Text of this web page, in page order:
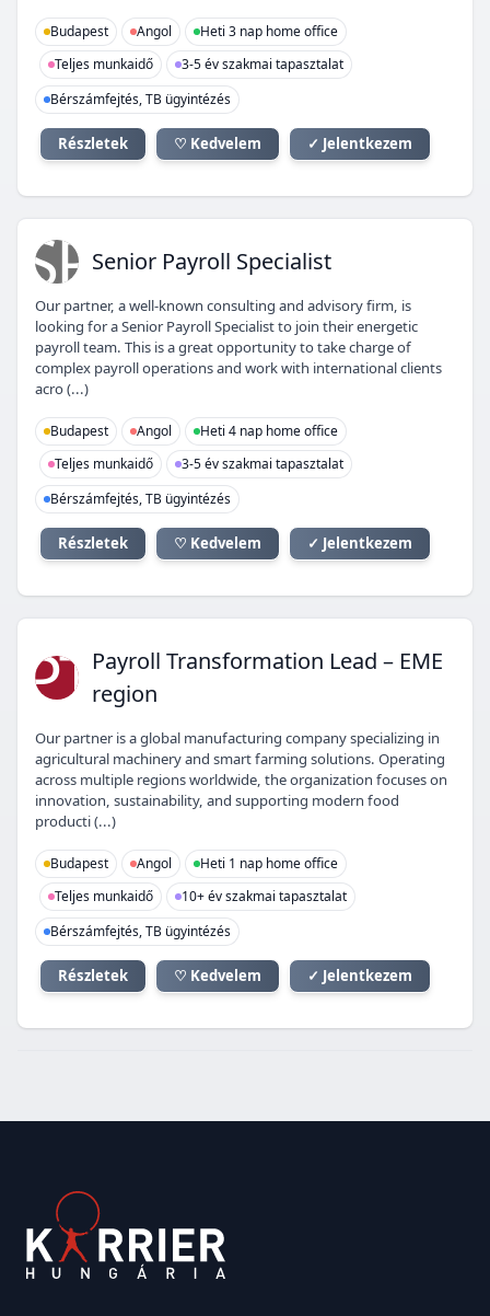
Budapest Angol
Heti 3 nap home office
Teljes munkaidő
3-5 év szakmai tapasztalat
Bérszámfejtés, TB ügyintézés
Részletek ♡ Kedvelem ✓ Jelentkezem
SP Senior Payroll Specialist
Our partner, a well-known consulting and advisory firm, is
looking for a Senior Payroll Specialist to join their energetic
payroll team. This is a great opportunity to take charge of
complex payroll operations and work with international clients
acro (...)
Budapest Angol
Heti 4 nap home office
Teljes munkaidő
3-5 év szakmai tapasztalat
Bérszámfejtés, TB ügyintézés
Részletek ♡ Kedvelem ✓ Jelentkezem
PT Payroll Transformation Lead – EME
region
Our partner is a global manufacturing company specializing in
agricultural machinery and smart farming solutions. Operating
across multiple regions worldwide, the organization focuses on
innovation, sustainability, and supporting modern food
producti (...)
Budapest Angol
Heti 1 nap home office
Teljes munkaidő
10+ év szakmai tapasztalat
Bérszámfejtés, TB ügyintézés
Részletek ♡ Kedvelem ✓ Jelentkezem